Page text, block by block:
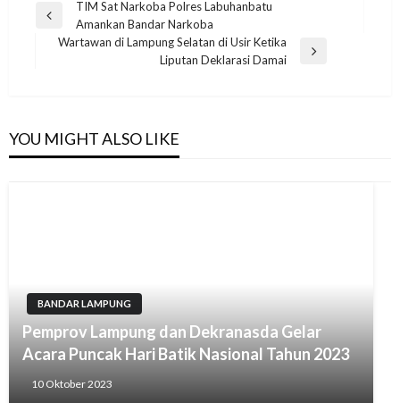
Navigasi
pos
Previous
Post
TIM Sat Narkoba Polres Labuhanbatu
Amankan Bandar Narkoba
Wartawan di Lampung Selatan di Usir Ketika
Liputan Deklarasi Damai
YOU MIGHT ALSO LIKE
BANDAR LAMPUNG
Pemprov Lampung dan Dekranasda Gelar
Acara Puncak Hari Batik Nasional Tahun 2023
10 Oktober 2023